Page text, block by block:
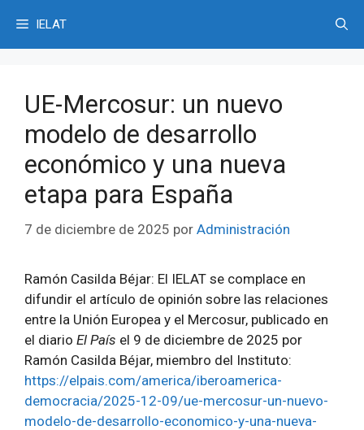
contenido
IELAT
UE-Mercosur: un nuevo
modelo de desarrollo
económico y una nueva
etapa para España
7 de diciembre de 2025 por Administración
Ramón Casilda Béjar: El IELAT se complace en
difundir el artículo de opinión sobre las relaciones
entre la Unión Europea y el Mercosur, publicado en
el diario El País el 9 de diciembre de 2025 por
Ramón Casilda Béjar, miembro del Instituto:
https://elpais.com/america/iberoamerica-
democracia/2025-12-09/ue-mercosur-un-nuevo-
modelo-de-desarrollo-economico-y-una-nueva-